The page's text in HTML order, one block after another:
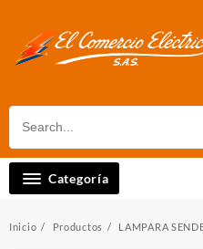
contenido
Categoría
Inicio Productos LAMPARA